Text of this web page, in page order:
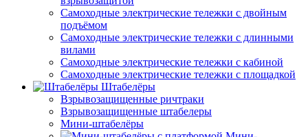
Самоходные электрические тележки с двойным
подъёмом
Самоходные электрические тележки с длинными
вилами
Самоходные электрические тележки с кабиной
Самоходные электрические тележки с площадкой
Штабелёры
Взрывозащищенные ричтраки
Взрывозащищенные штабелеры
Мини-штабелёры